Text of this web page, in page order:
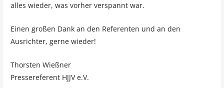
alles wieder, was vorher verspannt war.
Einen großen Dank an den Referenten und an den
Ausrichter, gerne wieder!
Thorsten Wießner
Pressereferent HJJV e.V.